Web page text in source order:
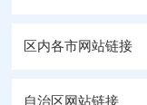
区内各市网站链接
自治区网站链接